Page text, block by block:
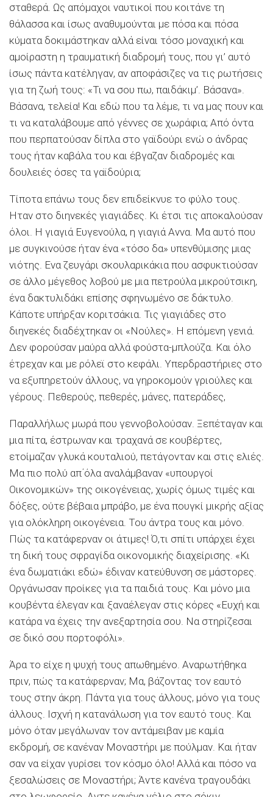
σταθερά. Ως απόμαχοι ναυτικοί που κοιτάνε τη
θάλασσα και ίσως αναθυμούνται με πόσα και πόσα
κύματα δοκιμάστηκαν αλλά είναι τόσο μοναχική και
αμοίραστη η τραυματική διαδρομή τους, που γι’ αυτό
ίσως πάντα κατέληγαν, αν αποφάσιζες να τις ρωτήσεις
για τη ζωή τους: «Τι να σου πω, παιδάκιμ’. Βάσανα».
Βάσανα, τελεία! Και εδώ που τα λέμε, τι να μας πουν και
τι να καταλάβουμε από γέννες σε χωράφια; Από όντα
που περπατούσαν δίπλα στο γαϊδούρι ενώ ο άνδρας
τους ήταν καβάλα του και έβγαζαν διαδρομές και
δουλειές όσες τα γαϊδούρια;
Τίποτα επάνω τους δεν επιδείκνυε το φύλο τους.
Ηταν στο διηνεκές γιαγιάδες. Κι έτσι τις αποκαλούσαν
όλοι. Η γιαγιά Ευγενούλα, η γιαγιά Αννα. Μα αυτό που
με συγκινούσε ήταν ένα «τόσο δα» υπενθύμισης μιας
νιότης. Ενα ζευγάρι σκουλαρικάκια που ασφυκτιούσαν
σε άλλο μέγεθος λοβού με μια πετρούλα μικρούτσικη,
ένα δακτυλιδάκι επίσης σφηνωμένο σε δάκτυλο.
Κάποτε υπήρξαν κοριτσάκια. Τις γιαγιάδες στο
διηνεκές διαδέχτηκαν οι «Νούλες». Η επόμενη γενιά.
Δεν φορούσαν μαύρα αλλά φούστα-μπλούζα. Και όλο
έτρεχαν και με ρόλεϊ στο κεφάλι. Υπερδραστήριες στο
να εξυπηρετούν άλλους, να γηροκομούν γριούλες και
γέρους. Πεθερούς, πεθερές, μάνες, πατεράδες,
Παραλλήλως μωρά που γεννοβολούσαν. Ξεπέταγαν και
μια πίτα, έστρωναν και τραχανά σε κουβέρτες,
ετοίμαζαν γλυκά κουταλιού, πετάγονταν και στις ελιές.
Μα πιο πολύ απ΄όλα αναλάμβαναν «υπουργοί
Οικονομικών» της οικογένειας, χωρίς όμως τιμές και
δόξες, ούτε βέβαια μπράβο, με ένα πουγκί μικρής αξίας
για ολόκληρη οικογένεια. Του άντρα τους και μόνο.
Πώς τα κατάφερναν οι άτιμες! Ό,τι σπίτι υπάρχει έχει
τη δική τους σφραγίδα οικονομικής διαχείρισης. «Κι
ένα δωματιάκι εδώ» έδιναν κατεύθυνση σε μάστορες.
Οργάνωσαν προίκες για τα παιδιά τους. Και μόνο μια
κουβέντα έλεγαν και ξαναέλεγαν στις κόρες «Ευχή και
κατάρα να έχεις την ανεξαρτησία σου. Να στηρίζεσαι
σε δικό σου πορτοφόλι».
Άρα το είχε η ψυχή τους απωθημένο. Αναρωτήθηκα
πριν, πώς τα κατάφερναν; Μα, βάζοντας τον εαυτό
τους στην άκρη. Πάντα για τους άλλους, μόνο για τους
άλλους. Ισχνή η κατανάλωση για τον εαυτό τους. Και
μόνο όταν μεγάλωναν τον αντάμειβαν με καμία
εκδρομή, σε κανέναν Μοναστήρι με πούλμαν. Και ήταν
σαν να είχαν γυρίσει τον κόσμο όλο! Αλλά και πόσο να
ξεσαλώσεις σε Μοναστήρι; Άντε κανένα τραγουδάκι